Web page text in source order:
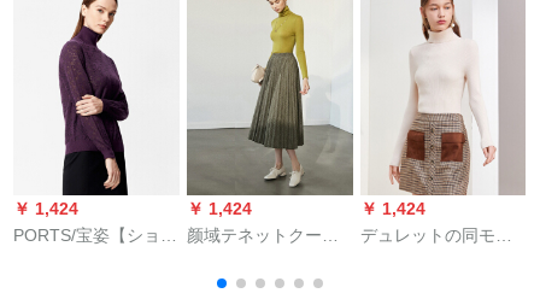
￥ 1,424
PORTS/宝姿【ショッ
￥ 1,424
颜域テネットクール
新着品质テート着回
￥ 1,424
デュレットの同モー